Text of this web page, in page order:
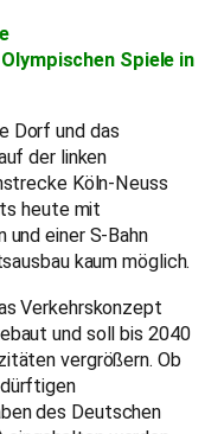
Spiele in
Dorf und das
der linken
Köln-Neuss
heute mit
und einer S-Bahn
kaum möglich.
Verkehrskonzept
und soll bis 2040
vergrößern. Ob
des Deutschen